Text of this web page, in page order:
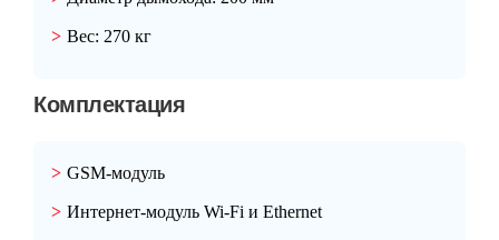
Вес: 270 кг
Комплектация
GSM-модуль
Интернет-модуль Wi-Fi и Ethernet